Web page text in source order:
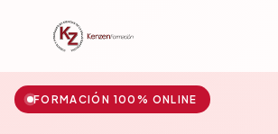
FORMACIÓN 100% ONLINE